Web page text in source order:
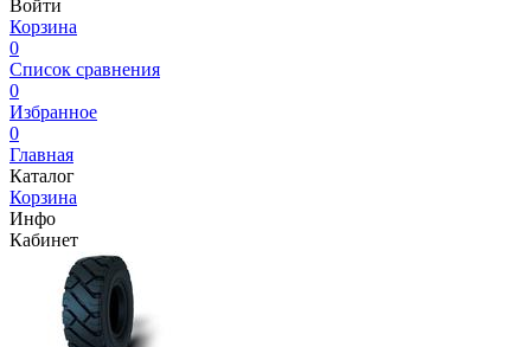
Войти
Корзина
0
Список сравнения
0
Избранное
0
Главная
Каталог
Корзина
Инфо
Кабинет